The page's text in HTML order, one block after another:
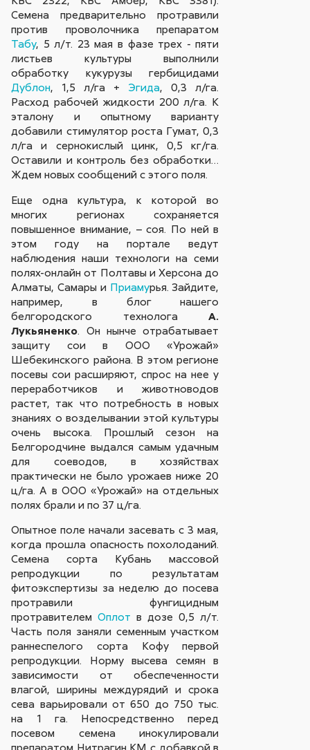
Семена предварительно протравили
против проволочника препаратом
Табу, 5 л/т. 23 мая в фазе трех - пяти
листьев культуры выполнили
обработку кукурузы гербицидами
Дублон, 1,5 л/га + Эгида, 0,3 л/га.
Расход рабочей жидкости 200 л/га. К
эталону и опытному варианту
добавили стимулятор роста Гумат, 0,3
л/га и сернокислый цинк, 0,5 кг/га.
Оставили и контроль без обработки…
Ждем новых сообщений с этого поля.
Еще одна культура, к которой во
многих регионах сохраняется
повышенное внимание, – соя. По ней в
этом году на портале ведут
наблюдения наши технологи на семи
полях-онлайн от Полтавы и Херсона до
Алматы, Самары и Приамурья. Зайдите,
например, в блог нашего
белгородского технологаА.
Лукьяненко. Он нынче отрабатывает
защиту сои в ООО «Урожай»
Шебекинского района. В этом регионе
посевы сои расширяют, спрос на нее у
переработчиков и животноводов
растет, так что потребность в новых
знаниях о возделывании этой культуры
очень высока. Прошлый сезон на
Белгородчине выдался самым удачным
для соеводов, в хозяйствах
практически не было урожаев ниже 20
ц/га. А в ООО «Урожай» на отдельных
полях брали и по 37 ц/га.
Опытное поле начали засевать с 3 мая,
когда прошла опасность похолоданий.
Семена сорта Кубань массовой
репродукции по результатам
фитоэкспертизы за неделю до посева
протравили фунгицидным
протравителемОплот в дозе 0,5 л/т.
Часть поля заняли семенным участком
раннеспелого сорта Кофу первой
репродукции. Норму высева семян в
зависимости от обеспеченности
влагой, ширины междурядий и срока
сева варьировали от 650 до 750 тыс.
на 1 га. Непосредственно перед
посевом семена инокулировали